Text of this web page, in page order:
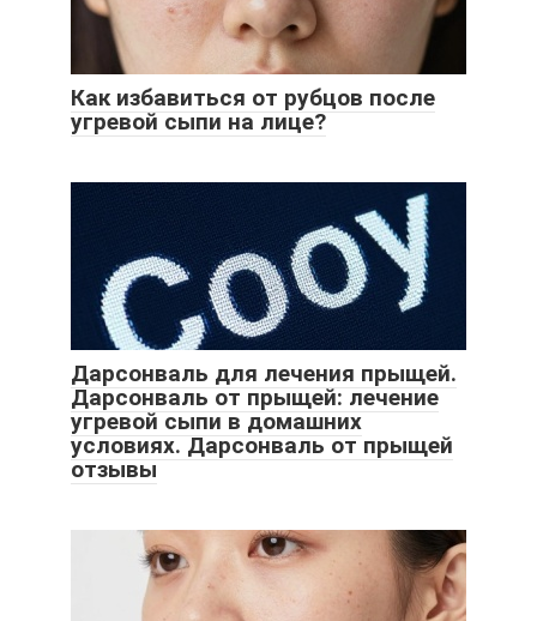
Как избавиться от рубцов после
угревой сыпи на лице?
Дарсонваль для лечения прыщей.
Дарсонваль от прыщей: лечение
угревой сыпи в домашних
условиях. Дарсонваль от прыщей
отзывы